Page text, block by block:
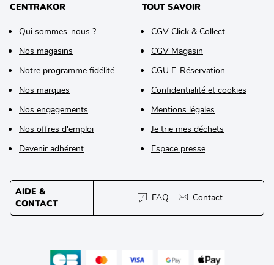
CENTRAKOR
Qui sommes-nous ?
Nos magasins
Notre programme fidélité
Nos marques
Nos engagements
Nos offres d'emploi
Devenir adhérent
TOUT SAVOIR
CGV Click & Collect
CGV Magasin
CGU E-Réservation
Confidentialité et cookies
Mentions légales
Je trie mes déchets
Espace presse
AIDE &
CONTACT
FAQ Contact